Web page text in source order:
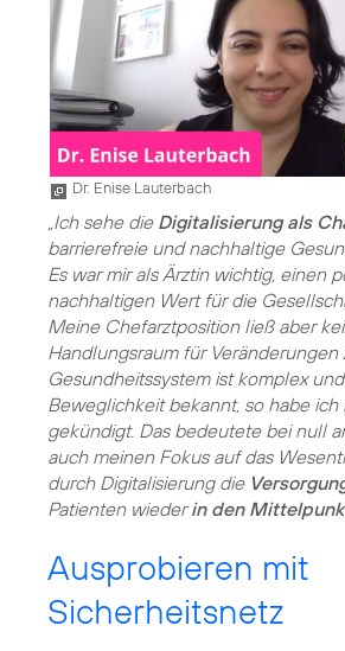
Dr. Enise Lauterbach
„Ich sehe die Digitalisierung als
barrierefreie und nachhaltige
Es war mir als Ärztin wichtig, einen
nachhaltigen Wert für die
Meine Chefarztposition ließ aber
Handlungsraum für Veränderungen
Gesundheitssystem ist komplex
Beweglichkeit bekannt, so habe
gekündigt. Das bedeutete bei null
auch meinen Fokus auf das
durch Digitalisierung die
Patienten wiederin den
Ausprobieren mit
Sicherheitsnetz